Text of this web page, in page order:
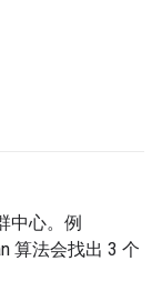
中心。例
算法会找出 3 个